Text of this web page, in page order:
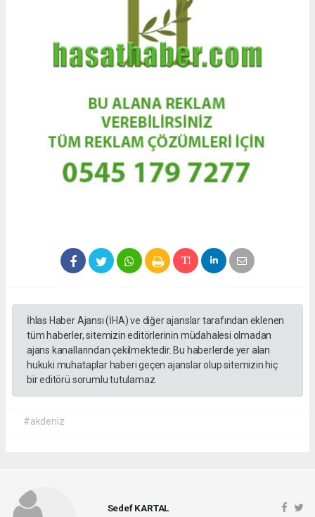
İhlas Haber Ajansı (İHA) ve diğer ajanslar tarafından eklenen
tüm haberler, sitemizin editörlerinin müdahalesi olmadan
ajans kanallarından çekilmektedir. Bu haberlerde yer alan
hukuki muhataplar haberi geçen ajanslar olup sitemizin hiç
bir editörü sorumlu tutulamaz.
#akdeniz
Sedef KARTAL